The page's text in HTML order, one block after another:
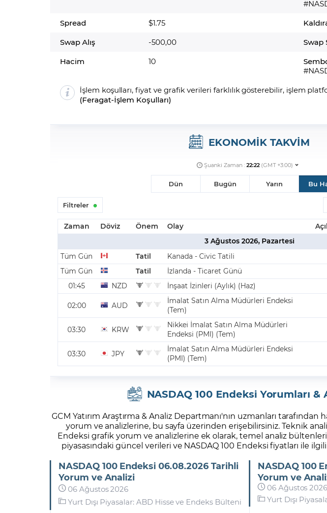
Spread
$1.75
Swap Alış
-500,00 Swap
Hacim
10
İşlem koşulları, fiyat ve grafik verileri farklılık gösterebilir, işlem
(Feragat-İşlem Koşulları)
EKONOMİK TAKVİM
NASDAQ 100 Endeksi Yorumları &
GCM Yatırım Araştırma & Analiz Departmanı'nın uzmanları tarafından
yorum ve analizlerine, bu sayfa üzerinden erişebilirsiniz. Teknik
Endeksi grafik yorum ve analizlerine ek olarak, temel analiz
piyasasındaki güncel verileri ve NASDAQ 100 Endeksi fiyatları ile
NASDAQ 100 Endeksi 06.08.2026 Tarihli
Yorum ve Analizi
06 Ağustos 2026
Yurt Dışı Piyasalar: ABD Hisse ve Endeks Bülteni
NASDAQ 100
Yorum ve
06 Ağustos 2026
Yurt Dışı